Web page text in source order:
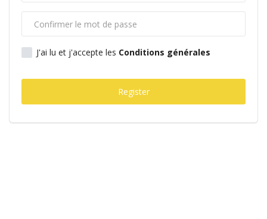
Partenaires
Connexion
RegisterJ'ai lu et j'accepte les Conditions générales
Register